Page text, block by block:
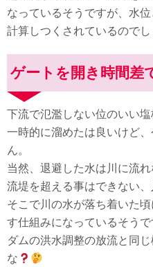
なっているそうですが、水
計算しつくされているのでし
ゲートを開き時間差
下流で氾濫しない位のいい塩
一時的に溜めたは良いけど
ん。
当然、退避した水は川に流
流堤を超える事はできない
そこで川の水が落ち着いた頃
す仕組みになっているそうで
ダムの洪水調整の放流と同
な